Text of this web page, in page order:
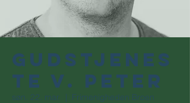
Gudstjenes
te v. Peter
søn. 22. mar.
  |
Frimenigheden Broen